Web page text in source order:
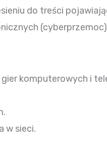
do treści
komputerowych i
w sieci.